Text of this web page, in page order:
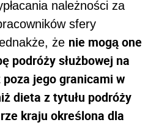
należności za
sfery
że nie mogą one
podróży służbowej na
jego granicami w
dieta z tytułu podróży
kraju określona dla